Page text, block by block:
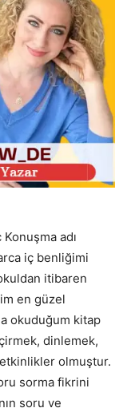
adı
iç benliğimi
itibaren
en güzel
okuduğum kitap
dinlemek,
olmuştur.
sorma fikrini
soru ve